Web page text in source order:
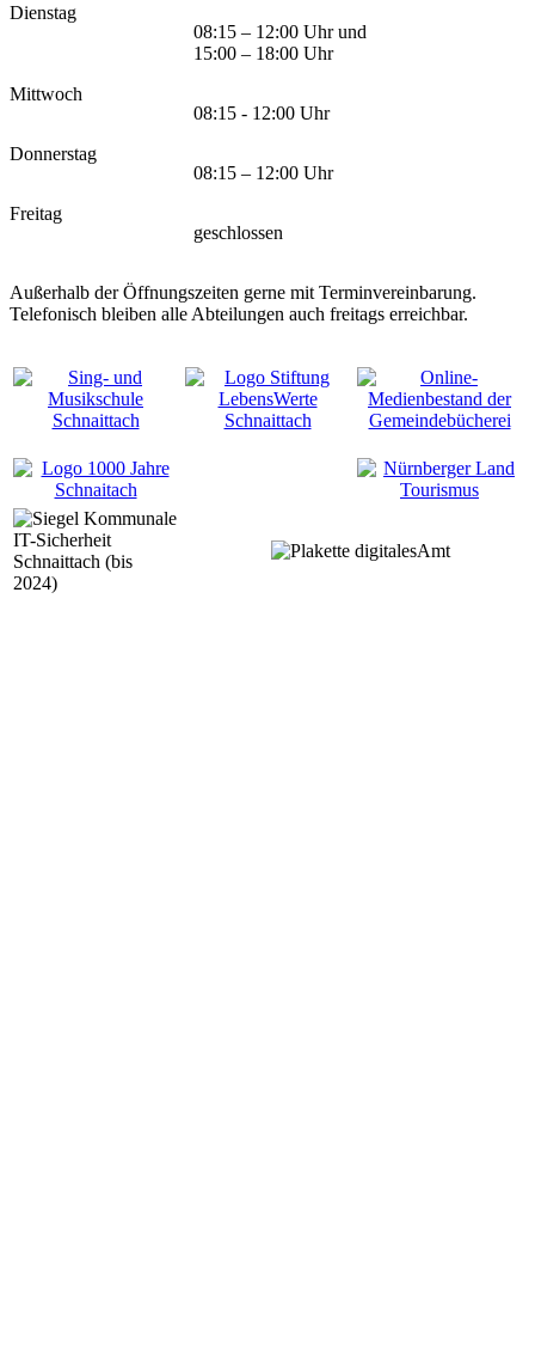
Dienstag
08:15 – 12:00 Uhr und
15:00 – 18:00 Uhr
Mittwoch
08:15 - 12:00 Uhr
Donnerstag
08:15 – 12:00 Uhr
Freitag
geschlossen
Außerhalb der Öffnungszeiten gerne mit Terminvereinbarung.
Telefonisch bleiben alle Abteilungen auch freitags erreichbar.